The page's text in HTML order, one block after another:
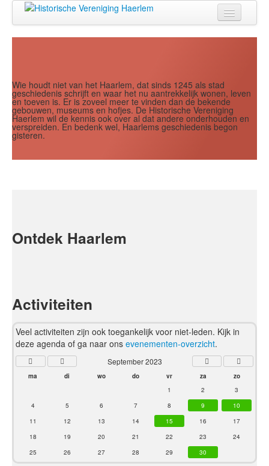
Zien
Lezen
Over ons
Wie houdt niet van het Haarlem, dat sinds 1245 als stad
geschiedenis schrijft en waar het nu aantrekkelijk wonen, leven
en toeven is. Er is zoveel meer te vinden dan de bekende
gebouwen, museums en hofjes. De Historische Vereniging
Haerlem wil de kennis ook over al dat andere onderhouden en
verspreiden. En bedenk wel, Haarlems geschiedenis begon
gisteren.
Ontdek Haarlem
Activiteiten
Veel activiteiten zijn ook toegankelijk voor niet-leden. Kijk in
deze agenda of ga naar ons evenementen-overzicht.
Jaar Maand Jaar
Maand
September 2023
ma di wo do vr za
zo
1
2
3
4
5 6 7 8 9
10
11
12 13 14 15 16
17
18
19 20 21 22 23
24
25
26 27 28 29 30